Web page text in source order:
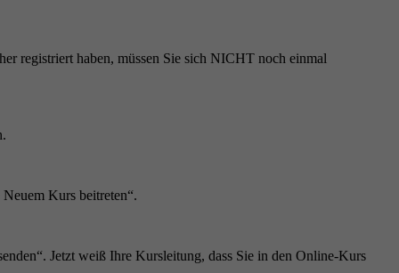
registriert haben, müssen Sie sich NICHT noch einmal
Kurs beitreten“.
Jetzt weiß Ihre Kursleitung, dass Sie in den Online-Kurs